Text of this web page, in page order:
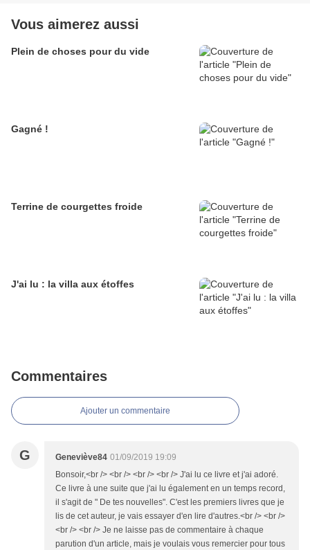
Vous aimerez aussi
Plein de choses pour du vide
Gagné !
Terrine de courgettes froide
J'ai lu : la villa aux étoffes
Commentaires
Ajouter un commentaire
G Geneviève84 01/09/2019 19:09
Bonsoir,<br /> <br /> <br /> <br /> J'ai lu ce livre et j'ai adoré.
Ce livre à une suite que j'ai lu également en un temps record,
il s'agit de " De tes nouvelles". C'est les premiers livres que je
lis de cet auteur, je vais essayer d'en lire d'autres.<br /> <br />
<br /> <br /> Je ne laisse pas de commentaire à chaque
parution d'un article, mais je voulais vous remercier pour tous